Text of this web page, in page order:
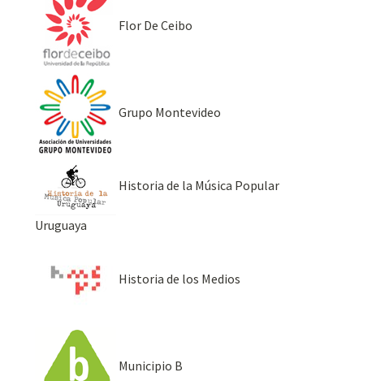
Flor De Ceibo
Grupo Montevideo
Historia de la Música Popular
Uruguaya
Historia de los Medios
Municipio B